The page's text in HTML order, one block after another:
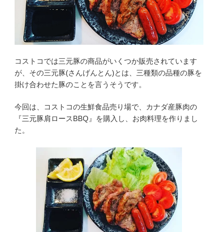
コストコでは三元豚の商品がいくつか販売されています
が、その三元豚(さんげんとん)とは、三種類の品種の豚を
掛け合わせた豚のことを言うそうです。
今回は、コストコの生鮮食品売り場で、カナダ産豚肉の
『三元豚肩ロースBBQ』を購入し、お肉料理を作りまし
た。